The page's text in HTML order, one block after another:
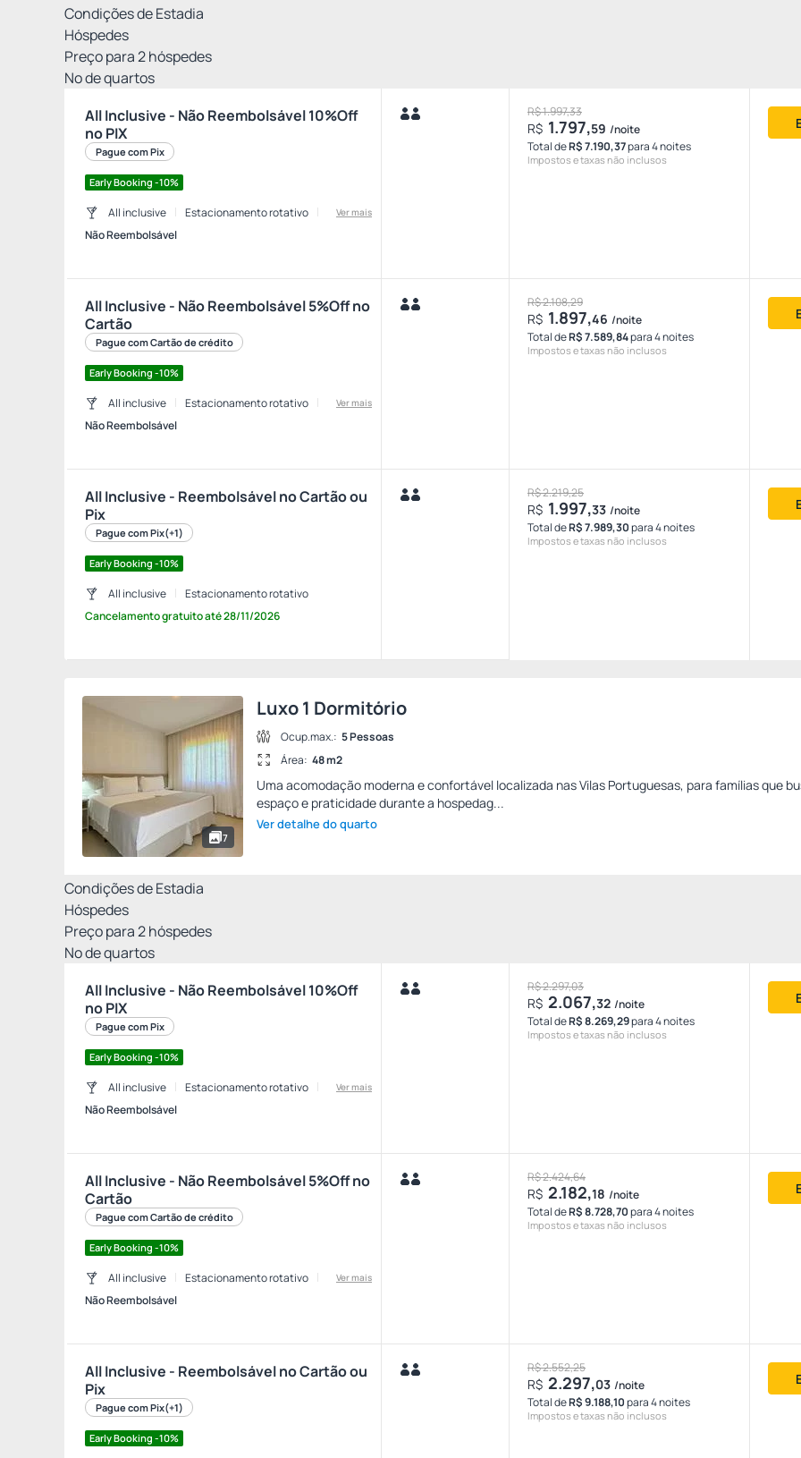
Condições de Estadia
Hóspedes
Preço para2hóspedes
Nº de quartos
All Inclusive - Não Reembolsável 10%Off
no PIX
Pague com Pix
Early Booking -10%
All inclusive Estacionamento rotativo Ver mais
Não Reembolsável
R$ 1.997,33
R$ 1.797,59 /noite
Total deR$ 7.190,37para 4 noites
Impostos e taxas não inclusos
All Inclusive - Não Reembolsável 5%Off no
Cartão
Pague com Cartão de crédito
Early Booking -10%
All inclusive Estacionamento rotativo Ver mais
Não Reembolsável
R$ 2.108,29
R$ 1.897,46 /noite
Total deR$ 7.589,84para 4 noites
Impostos e taxas não inclusos
All Inclusive - Reembolsável no Cartão ou
Pix
Pague com Pix(+1)
Early Booking -10%
All inclusive
Estacionamento rotativo
Cancelamento gratuitoaté28/11/2026
R$ 2.219,25
R$ 1.997,33 /noite
Total deR$ 7.989,30para 4 noites
Impostos e taxas não inclusos
7
Luxo 1 Dormitório
Ocup.max.: 5 Pessoas
Área: 48 m2
Uma acomodação moderna e confortável localizada nas Vilas Portuguesas, para famílias que
espaço e praticidade durante a hospedag...
Ver detalhe do quarto
Condições de Estadia
Hóspedes
Preço para2hóspedes
Nº de quartos
All Inclusive - Não Reembolsável 10%Off
no PIX
Pague com Pix
Early Booking -10%
All inclusive Estacionamento rotativo Ver mais
Não Reembolsável
R$ 2.297,03
R$ 2.067,32 /noite
Total deR$ 8.269,29para 4 noites
Impostos e taxas não inclusos
All Inclusive - Não Reembolsável 5%Off no
Cartão
Pague com Cartão de crédito
Early Booking -10%
All inclusive Estacionamento rotativo Ver mais
Não Reembolsável
R$ 2.424,64
R$ 2.182,18 /noite
Total deR$ 8.728,70para 4 noites
Impostos e taxas não inclusos
All Inclusive - Reembolsável no Cartão ou
Pix
Pague com Pix(+1)
Early Booking -10%
R$ 2.552,25
R$ 2.297,03 /noite
Total deR$ 9.188,10para 4 noites
Impostos e taxas não inclusos